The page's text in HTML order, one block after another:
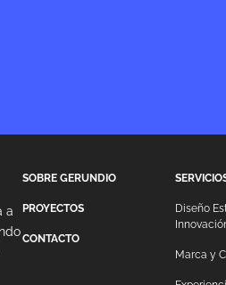
a
SOBRE GERUNDIO
PROYECTOS
CONTACTO
Diseño
Marca y